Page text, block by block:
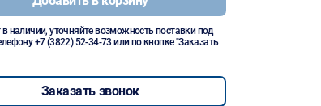
в наличии, уточняйте возможность поставки под
+7 (3822) 52-34-73 или по кнопке "Заказать
Заказать звонок